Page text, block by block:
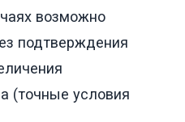
возможно
подтверждения
(точные условия